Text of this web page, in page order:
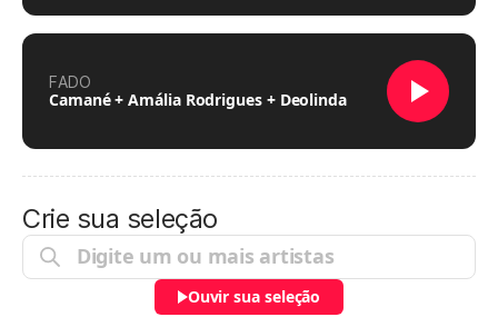
FADO
Camané + Amália Rodrigues + Deolinda
Crie sua seleção
Ouvir sua seleção